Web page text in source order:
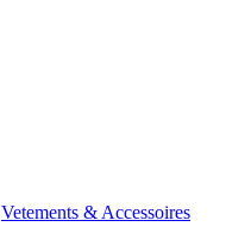
Vetements & Accessoires